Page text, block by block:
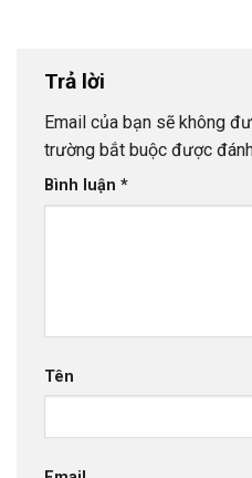
Trả lời
Email của bạn sẽ không
trường bắt buộc được
Bình luận *
Tên